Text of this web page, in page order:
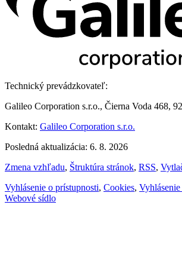
Technický prevádzkovateľ:
Galileo Corporation s.r.o., Čierna Voda 468,
Kontakt: Galileo Corporation s.r.o.
Posledná aktualizácia: 6. 8. 2026
Zmena vzhľadu, Štruktúra stránok, RSS,
Vyhlásenie o prístupnosti, Cookies,
Webové sídlo